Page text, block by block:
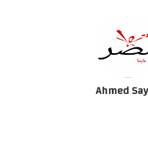
لجهازه المعاون بعد التجديد
للأهلي
Ahmed